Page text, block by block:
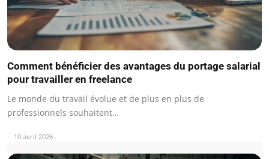
Comment bénéficier des avantages du portage salarial
pour travailler en freelance
Le monde du travail évolue et de plus en plus de
professionnels souhaitent…
10 avril 2026